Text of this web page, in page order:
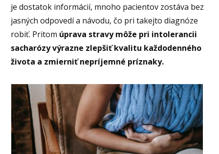
je dostatok informácií, mnoho pacientov zostáva bez
jasných odpovedí a návodu, čo pri takejto diagnóze
robiť. Pritom úprava stravy môže pri intolerancii
sacharózy výrazne zlepšiť kvalitu každodenného
života a zmierniť nepríjemné príznaky.